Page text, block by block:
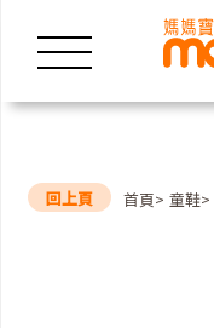
回上頁 首頁 童鞋